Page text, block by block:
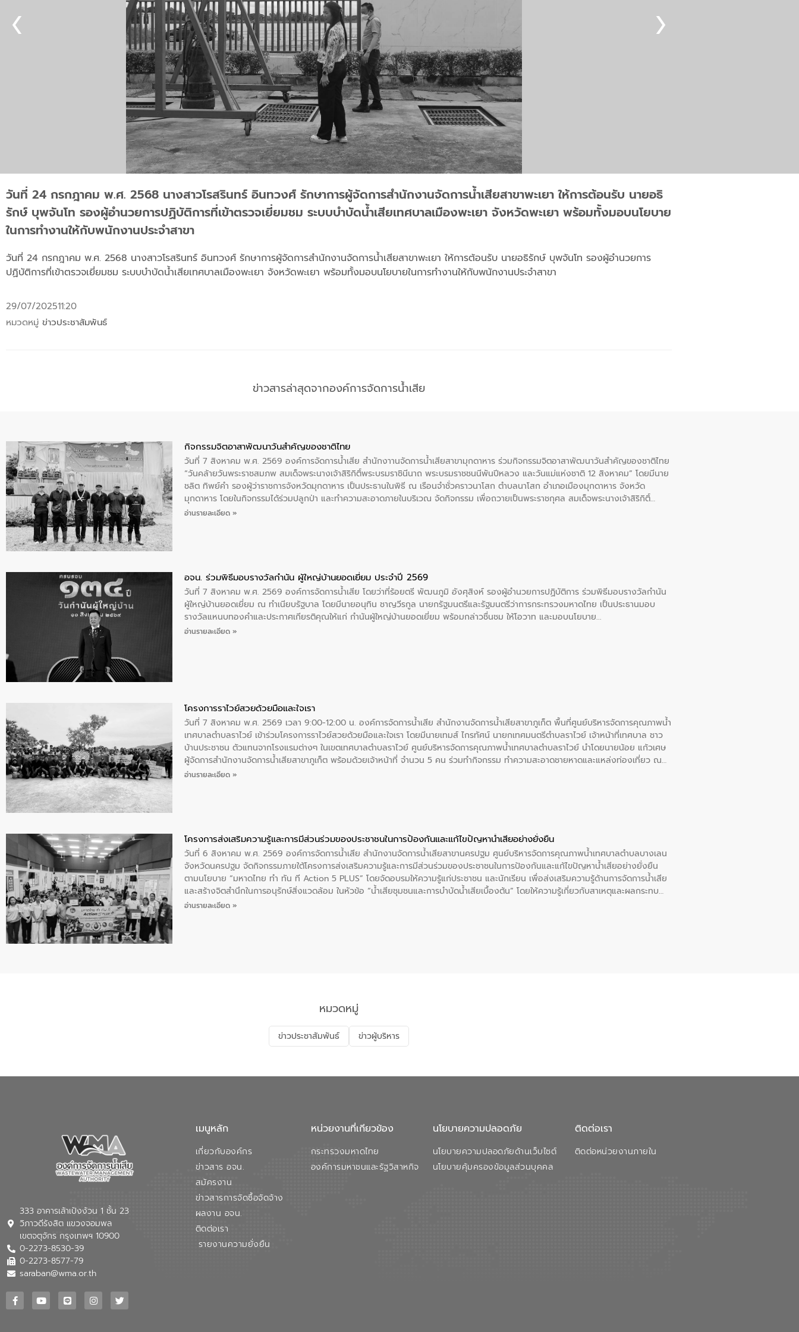
วันที่ 24 กรกฎาคม พ.ศ. 2568 นางสาวโรสรินทร์ อินทวงศ์ รักษาการผู้จัดการสำนักงานจัดการน้ำเสียสาขาพะเยา ให้การต้อนรับ นายอธิ
รักษ์ บุพจันโท รองผู้อำนวยการปฏิบัติการที่เข้าตรวจเยี่ยมชม ระบบบำบัดน้ำเสียเทศบาลเมืองพะเยา จังหวัดพะเยา พร้อมทั้งมอบนโยบาย
ในการทำงานให้กับพนักงานประจำสาขา
วันที่ 24 กรกฎาคม พ.ศ. 2568 นางสาวโรสรินทร์ อินทวงศ์ รักษาการผู้จัดการสำนักงานจัดการน้ำเสียสาขาพะเยา ให้การต้อนรับ นายอธิรักษ์ บุพจันโท รองผู้อำนวยการ
ปฏิบัติการที่เข้าตรวจเยี่ยมชม ระบบบำบัดน้ำเสียเทศบาลเมืองพะเยา จังหวัดพะเยา พร้อมทั้งมอบนโยบายในการทำงานให้กับพนักงานประจำสาขา
29/07/202511:20
หมวดหมู่ ข่าวประชาสัมพันธ์
ข่าวสารล่าสุดจากองค์การจัดการน้ำเสีย
กิจกรรมจิตอาสาพัฒนาวันสําคัญของชาติไทย
วันที่ 7 สิงหาคม พ.ศ. 2569 องค์การจัดการน้ำเสีย สำนักงาานจัดการน้ำเสียสาขามุกดาหาร ร่วมกิจกรรมจิตอาสาพัฒนาวันสําคัญของชาติไทย
“วันคล้ายวันพระราชสมภพ สมเด็จพระนางเจ้าสิริกิติ์พระบรมราชินีนาถ พระบรมราชชนนีพันปีหลวง และวันแม่แห่งชาติ 12 สิงหาคม” โดยมีนาย
ชลิต ทิพย์คำ รองผู้ว่าราชการจังหวัดมุกดาหาร เป็นประธานในพิธี ณ เรือนจําชั่วคราวนาโสก ตําบลนาโสก อําเภอเมืองมุกดาหาร จังหวัด
มุกดาหาร โดยในกิจกรรมได้ร่วมปลูกป่า และทําความสะอาดภายในบริเวณ จัดกิจกรรม เพื่อถวายเป็นพระราชกุศล สมเด็จพระนางเจ้าสิริกิติ์
พระบรมราชินีนาถ พระบรมราชชนนีพันปีหลวง พร้อมถวายสัจปฏิญาณ ทำความดีด้วยหัวใจ
อ่านรายละเอียด »
อจน. ร่วมพิธีมอบรางวัลกำนัน ผู้ใหญ่บ้านยอดเยี่ยม ประจำปี 2569
วันที่ 7 สิงหาคม พ.ศ. 2569 องค์การจัดการน้ำเสีย โดยว่าที่ร้อยตรี พัฒนภูมิ อังศุสิงห์ รองผู้อำนวยการปฏิบัติการ ร่วมพิธีมอบรางวัลกำนัน
ผู้ใหญ่บ้านยอดเยี่ยม ณ ทำเนียบรัฐบาล โดยมีนายอนุทิน ชาญวีรกูล นายกรัฐมนตรีและรัฐมนตรีว่าการกระทรวงมหาดไทย เป็นประธานมอบ
รางวัลแหนบทองคำและประกาศเกียรติคุณให้แก่ กำนันผู้ใหญ่บ้านยอดเยี่ยม พร้อมกล่าวชื่นชม ให้โอวาท และมอบนโยบาย
อ่านรายละเอียด »
โครงการราไวย์สวยด้วยมือและใจเรา
วันที่ 7 สิงหาคม พ.ศ. 2569 เวลา 9:00-12:00 น. องค์การจัดการน้ำเสีย สำนักงานจัดการน้ำเสียสาขาภูเก็ต พื้นที่ศูนย์บริหารจัดการคุณภาพน้ำ
เทศบาลตำบลราไวย์ เข้าร่วมโครงการราไวย์สวยด้วยมือและใจเรา โดยมีนายเทมส์ ไกรทัศน์ นายกเทศมนตรีตำบลราไวย์ เจ้าหน้าที่เทศบาล ชาว
บ้านประชาชน ตัวแทนจากโรงแรมต่างๆ ในเขตเทศบาลตำบลราไวย์ ศูนย์บริหารจัดการคุณภาพน้ำเทศบาลตำบลราไวย์ นำโดยนายน้อย แก้วเศษ
ผู้จัดการสำนักงานจัดการน้ำเสียสาขาภูเก็ต พร้อมด้วยเจ้าหน้าที่ จำนวน 5 คน ร่วมทำกิจกรรม ทำความสะอาดชายหาดและแหล่งท่องเที่ยว ณ
บริเวณแหลมพรหมเทพ หมู่ที่ 6 ตำบลราไวย์ อำเภอเมือง จังหวัดภูเก็ต
อ่านรายละเอียด »
โครงการส่งเสริมความรู้และการมีส่วนร่วมของประชาชนในการป้องกันและแก้ไขปัญหาน้ำเสียอย่างยั่งยืน
วันที่ 6 สิงหาคม พ.ศ. 2569 องค์การจัดการน้ำเสีย สำนักงานจัดการน้ำเสียสาขานครปฐม ศูนย์บริหารจัดการคุณภาพน้ำเทศบาลตำบลบางเลน
จังหวัดนครปฐม จัดกิจกรรมภายใต้โครงการส่งเสริมความรู้และการมีส่วนร่วมของประชาชนในการป้องกันและแก้ไขปัญหาน้ำเสียอย่างยั่งยืน
ตามนโยบาย “มหาดไทย ทำ ทัน ที Action 5 PLUS” โดยจัดอบรมให้ความรู้แก่ประชาชน และนักเรียน เพื่อส่งเสริมความรู้ด้านการจัดการน้ำเสีย
และสร้างจิตสำนึกในการอนุรักษ์สิ่งแวดล้อม ในหัวข้อ “น้ำเสียชุมชนและการบำบัดน้ำเสียเบื้องต้น” โดยให้ความรู้เกี่ยวกับสาเหตุและผลกระทบ
ของน้ำเสีย แนวทางการลดการเกิดน้ำเสียจากแหล่งกำเนิด การบำบัดน้ำเสียเบื้องต้นในครัวเรือน ณ เทศบาลตำบลบางเลน จังหวัดนครปฐม
อ่านรายละเอียด »
หมวดหมู่
ข่าวประชาสัมพันธ์ ข่าวผู้บริหาร
333 อาคารเล้าเป้งง้วน 1 ชั้น 23
วิภาวดีรังสิต แขวงจอมพล
เขตจตุจักร กรุงเทพฯ 10900
0-2273-8530-39
0-2273-8577-79
saraban@wma.or.th
เมนูหลัก
เกี่ยวกับองค์กร
ข่าวสาร อจน.
สมัครงาน
ข่าวสารการจัดซื้อจัดจ้าง
ผลงาน อจน.
ติดต่อเรา
รายงานความยั่งยืน
หน่วยงานที่เกียวข้อง
กระทรวงมหาดไทย
องค์การมหาชนและรัฐวิสาหกิจ
นโยบายความปลอดภัย
นโยบายความปลอดภัยด้านเว็บไซต์
นโยบายคุ้มครองข้อมูลส่วนบุคคล
ติดต่อเรา
ติดต่อหน่วยงานภายใน